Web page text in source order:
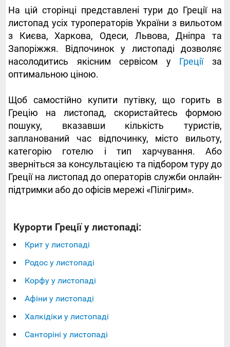
На цій сторінці представлені тури до Греції на
листопад усіх туроператорів України з вильотом
з Києва, Харкова, Одеси, Львова, Дніпра та
Запоріжжя. Відпочинок у листопаді дозволяє
насолодитись якісним сервісом у Греціїза
оптимальною ціною.
Щоб самостійно купити путівку, що горить в
Грецію на листопад, скористайтесь формою
пошуку, вказавши кількість туристів,
запланований час відпочинку, місто вильоту,
категорію готелю і тип харчування. Або
зверніться за консультацією та підбором туру до
Греції на листопад до операторів служби онлайн-
підтримки або до офісів мережі «Пілігрим».
Курорти Греції у листопаді:
Крит у листопаді
Родос у листопаді
Корфу у листопаді
Афіни у листопаді
Халкідіки у листопаді
Санторіні у листопаді